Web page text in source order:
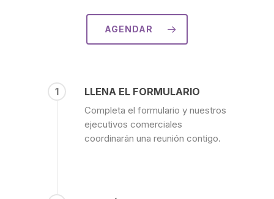
AGENDAR
1 LLENA EL FORMULARIO
Completa el formulario y nuestros
ejecutivos comerciales
coordinarán una reunión contigo.